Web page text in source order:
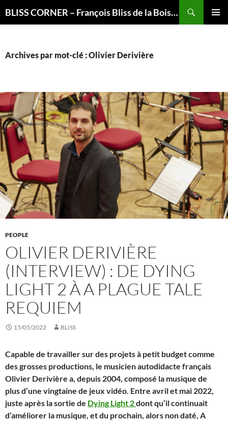
BLISS CORNER – François Bliss de la Boissière is here
Archives par mot-clé : Olivier Derivière
PEOPLE
OLIVIER DERIVIÈRE
(INTERVIEW) : DE DYING
LIGHT 2 À A PLAGUE TALE
REQUIEM
15/05/2022 BLISS
Capable de travailler sur des projets à petit budget comme
des grosses productions, le musicien autodidacte français
Olivier Derivière a, depuis 2004, composé la musique de
plus d’une vingtaine de jeux vidéo. Entre avril et mai 2022,
juste après la sortie de Dying Light 2dont qu’il continuait
d’améliorer la musique, et du prochain, alors non daté, A